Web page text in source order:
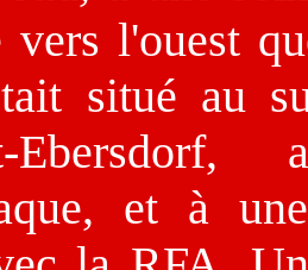
l'ouest
situé au
et à